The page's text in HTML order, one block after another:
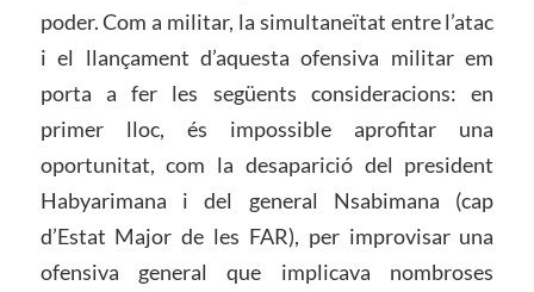
poder. Com a militar, la simultaneïtat entre l’atac
i el llançament d’aquesta ofensiva militar em
porta a fer les següents consideracions: en
primer lloc, és impossible aprofitar una
oportunitat, com la desaparició del president
Habyarimana i del general Nsabimana (cap
d’Estat Major de les FAR), per improvisar una
ofensiva general que implicava nombroses